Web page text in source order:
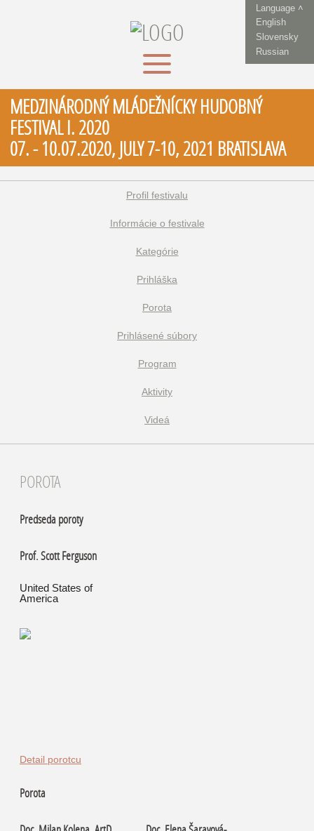
Language ˄
English
Slovensky
Russian
MEDZINÁRODNÝ MLÁDEŽNÍCKY HUDOBNÝ
FESTIVAL I. 2020
07. - 10.07.2020, JULY 7-10, 2021 BRATISLAVA
Profil festivalu
Informácie o festivale
Kategórie
Prihláška
Porota
Prihlásené súbory
Program
Aktivity
Videá
POROTA
Predseda poroty
Prof. Scott Ferguson
United States of
America
Detail porotcu
Porota